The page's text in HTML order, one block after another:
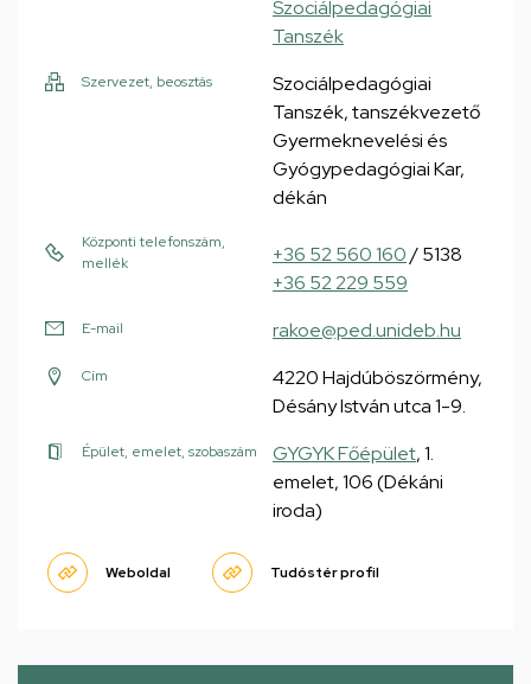
Szociálpedagógiai
Tanszék
Szervezet, beosztás
Szociálpedagógiai
Tanszék, tanszékvezető
Gyermeknevelési és
Gyógypedagógiai Kar,
dékán
Központi telefonszám,
mellék
+36 52 560 160/ 5138
+36 52 229 559
E-mail rakoe@ped.unideb.hu
Cím
4220 Hajdúböszörmény,
Désány István utca 1-9.
Épület, emelet, szobaszám GYGYK Főépület, 1.
emelet, 106 (Dékáni
iroda)
Weboldal Tudóstér profil